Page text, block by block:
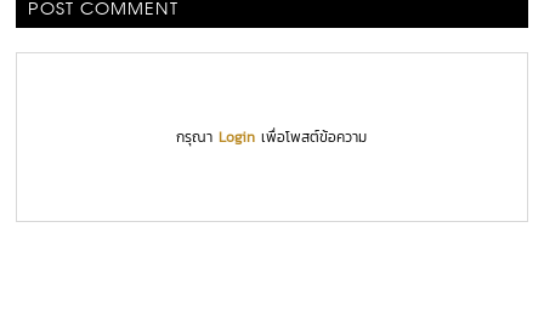
POST COMMENT
กรุณาLogin เพื่อโพสต์ข้อความ